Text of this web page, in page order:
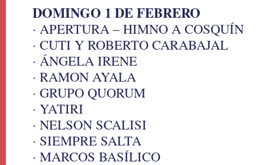
DOMINGO 1 DE FEBRERO
· APERTURA – HIMNO A COSQUÍN
· CUTI Y ROBERTO CARABAJAL
· ÁNGELA IRENE
· RAMON AYALA
· GRUPO QUORUM
· YATIRI
· NELSON SCALISI
· SIEMPRE SALTA
· MARCOS BASÍLICO